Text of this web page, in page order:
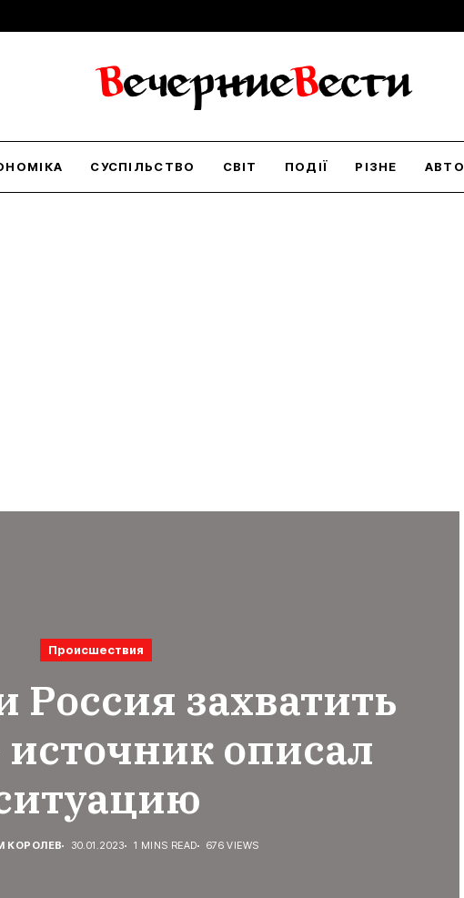
СУСПІЛЬСТВО СВІТ ПОДІЇ РІЗНЕ АВТО
Происшествия
Россия захватить
источник описал
КОРОЛЕВ 30.01.2023 1 MINS READ 676 VIEWS